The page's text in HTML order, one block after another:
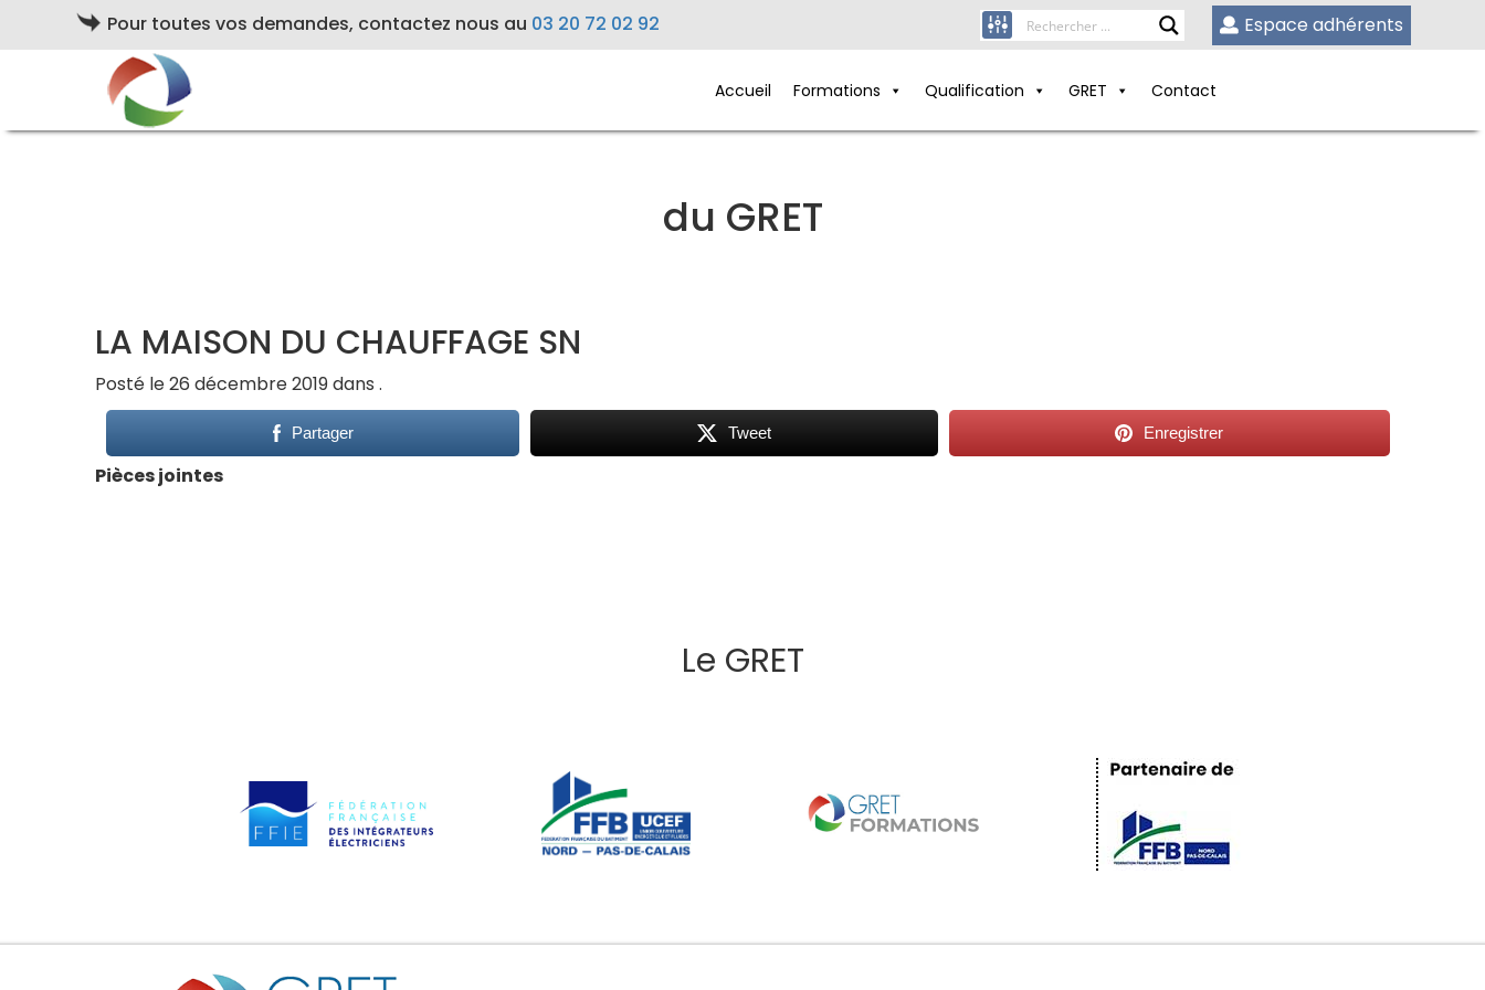
Pour toutes vos demandes, contactez nous au 03 20 72 02 92 Espace adhérents
Accueil Formations Qualification GRET Contact
du GRET
LA MAISON DU CHAUFFAGE SN
Posté le 26 décembre 2019 dans .
Partager Tweet Enregistrer
Pièces jointes
Le GRET